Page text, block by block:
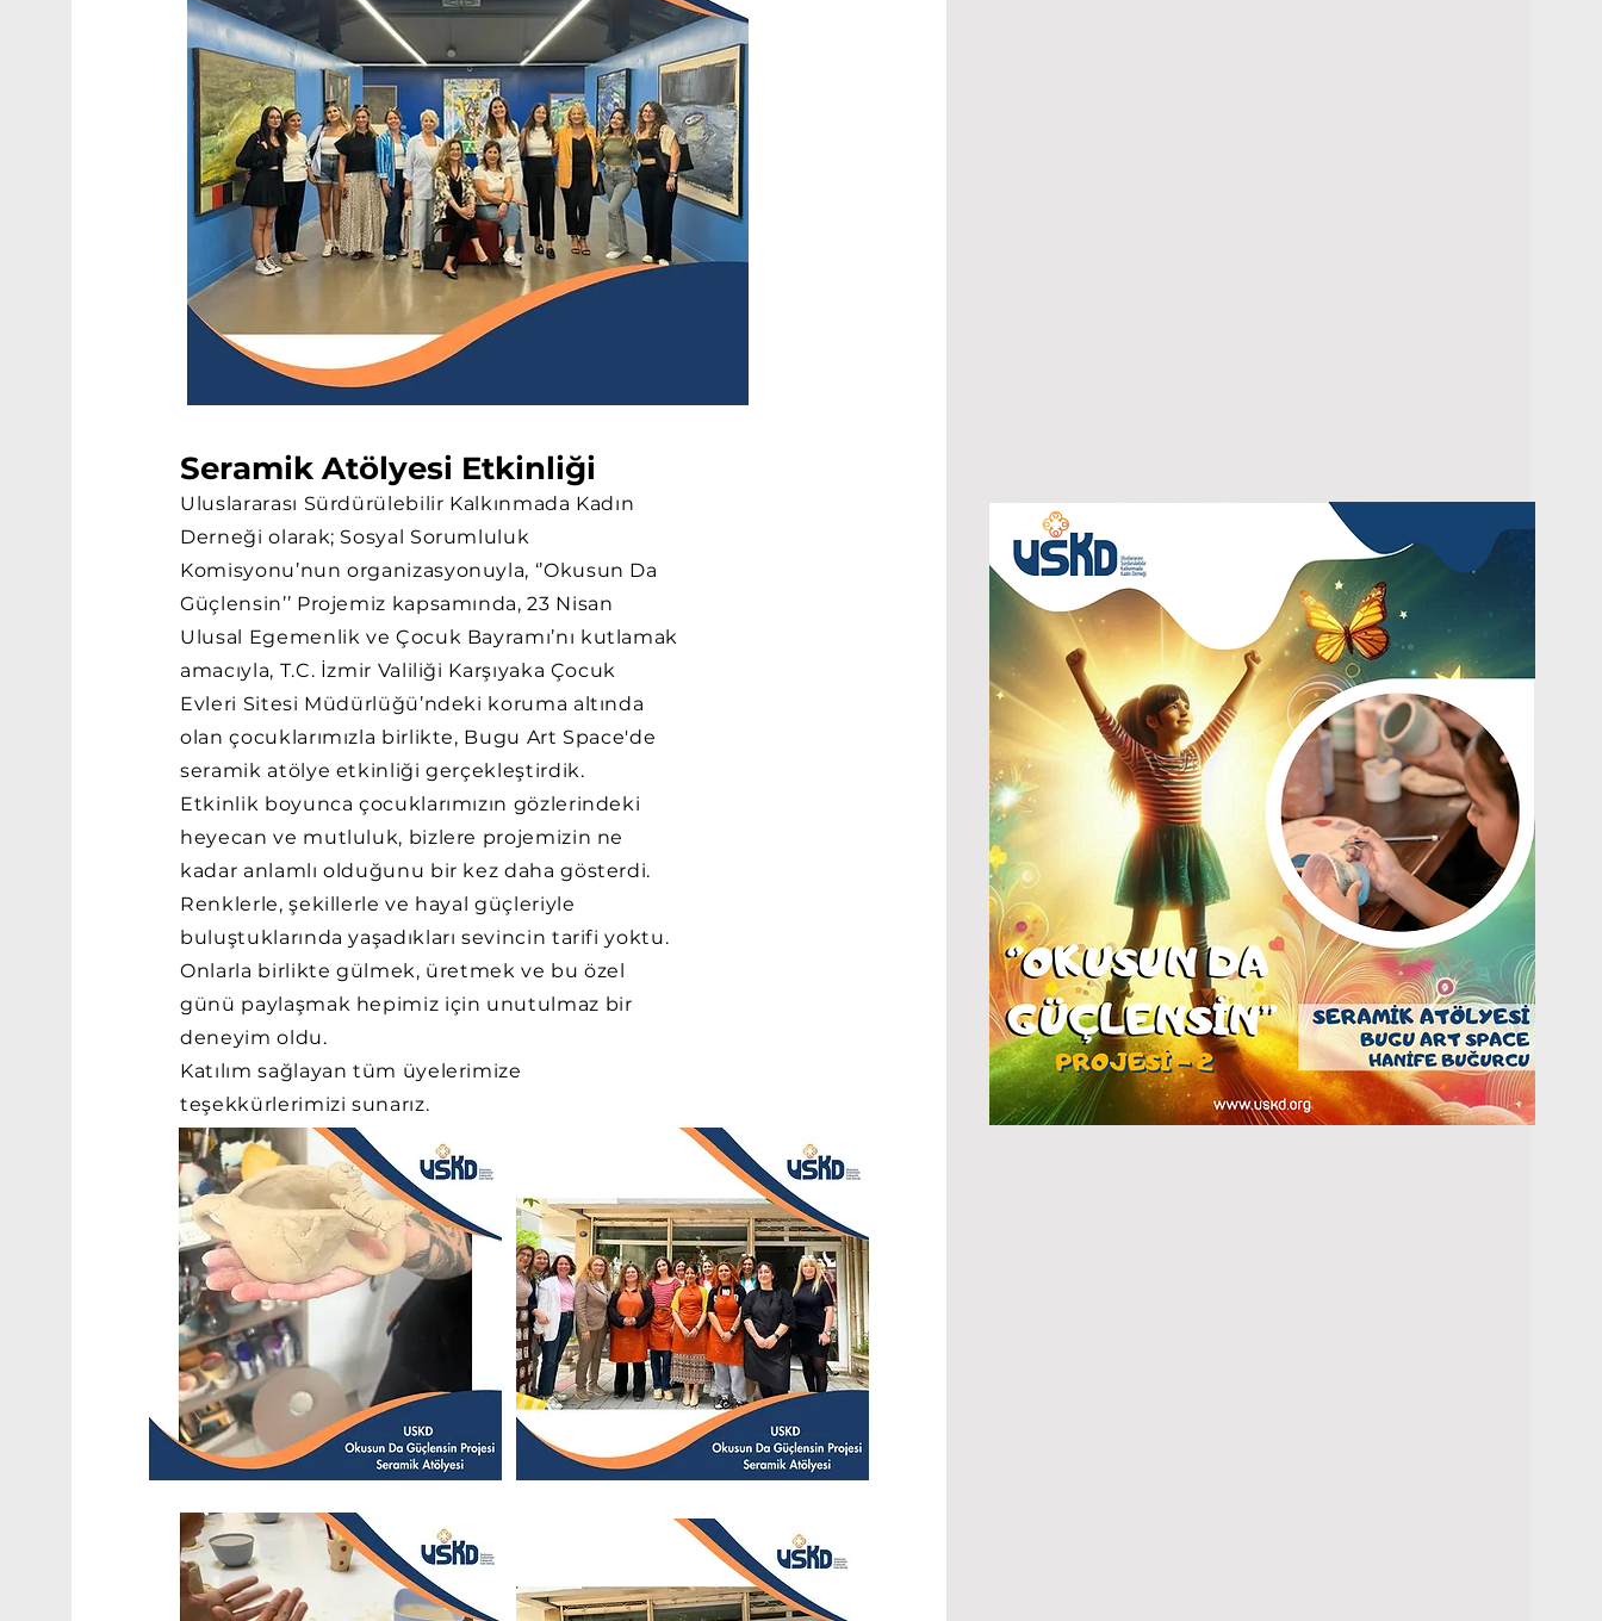
Seramik Atölyesi Etkinliği
Uluslararası Sürdürülebilir Kalkınmada Kadın
Derneği olarak; Sosyal Sorumluluk
Komisyonu’nun organizasyonuyla, ‘’Okusun Da
Güçlensin’’ Projemiz kapsamında, 23 Nisan
Ulusal Egemenlik ve Çocuk Bayramı’nı kutlamak
amacıyla, T.C. İzmir Valiliği Karşıyaka Çocuk
Evleri Sitesi Müdürlüğü’ndeki koruma altında
olan çocuklarımızla birlikte, Bugu Art Space'de
seramik atölye etkinliği gerçekleştirdik.
Etkinlik boyunca çocuklarımızın gözlerindeki
heyecan ve mutluluk, bizlere projemizin ne
kadar anlamlı olduğunu bir kez daha gösterdi.
Renklerle, şekillerle ve hayal güçleriyle
buluştuklarında yaşadıkları sevincin tarifi yoktu.
Onlarla birlikte gülmek, üretmek ve bu özel
günü paylaşmak hepimiz için unutulmaz bir
deneyim oldu.
Katılım sağlayan tüm üyelerimize
teşekkürlerimizi sunarız.